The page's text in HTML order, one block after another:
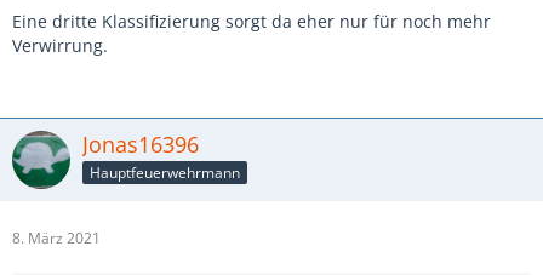
Eine dritte Klassifizierung sorgt da eher nur für noch mehr
Verwirrung.
Jonas16396
Hauptfeuerwehrmann
8. März 2021